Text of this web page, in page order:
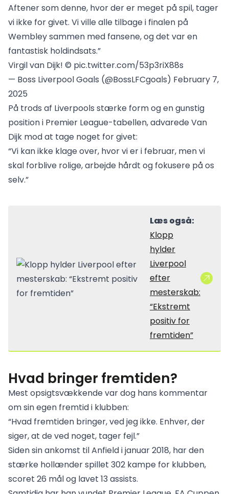
Aftener som denne, hvor der er meget på spil, tager
vi ikke for givet. Vi ville alle tilbage i finalen på
Wembley sammen med fansene, og det var en
fantastisk holdindsats.”
Virgil van Dijk! ©️ pic.twitter.com/53p3riX88s
— Boss Liverpool Goals (@BossLFCgoals) February 7,
2025
På trods af Liverpools stærke form og en gunstig
position i Premier League-tabellen, advarede Van
Dijk mod at tage noget for givet:
“Vi kan ikke klage over, hvor vi er i februar, men vi
skal forblive rolige, arbejde hårdt og fokusere på os
selv.”
Læs også:
Klopp
hylder
Liverpool
efter
mesterskab:
“Ekstremt
positiv for
fremtiden”
Hvad bringer fremtiden?
Mest opsigtsvækkende var dog hans kommentar
om sin egen fremtid i klubben:
“Hvad fremtiden bringer, ved jeg ikke. Enhver, der
siger, at de ved noget, tager fejl.”
Siden sin ankomst til Anfield i januar 2018, har den
stærke hollænder spillet 302 kampe for klubben,
scoret 26 mål og lavet 13 assists.